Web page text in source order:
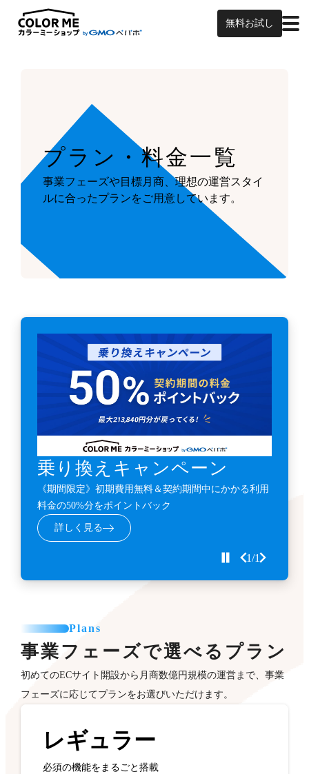
無料お試し
プラン・料金一覧
事業フェーズや目標月商、理想の運営スタイ
ルに合ったプランをご用意しています。
乗り換えキャンペーン
《期間限定》初期費用無料＆契約期間中にかかる利用
料金の50%分をポイントバック
詳しく見る
1/1
Plans
事業フェーズで選べるプラン
初めてのECサイト開設から月商数億円規模の運営まで、事業
フェーズに応じてプランをお選びいただけます。
レギュラー
必須の機能をまるごと搭載